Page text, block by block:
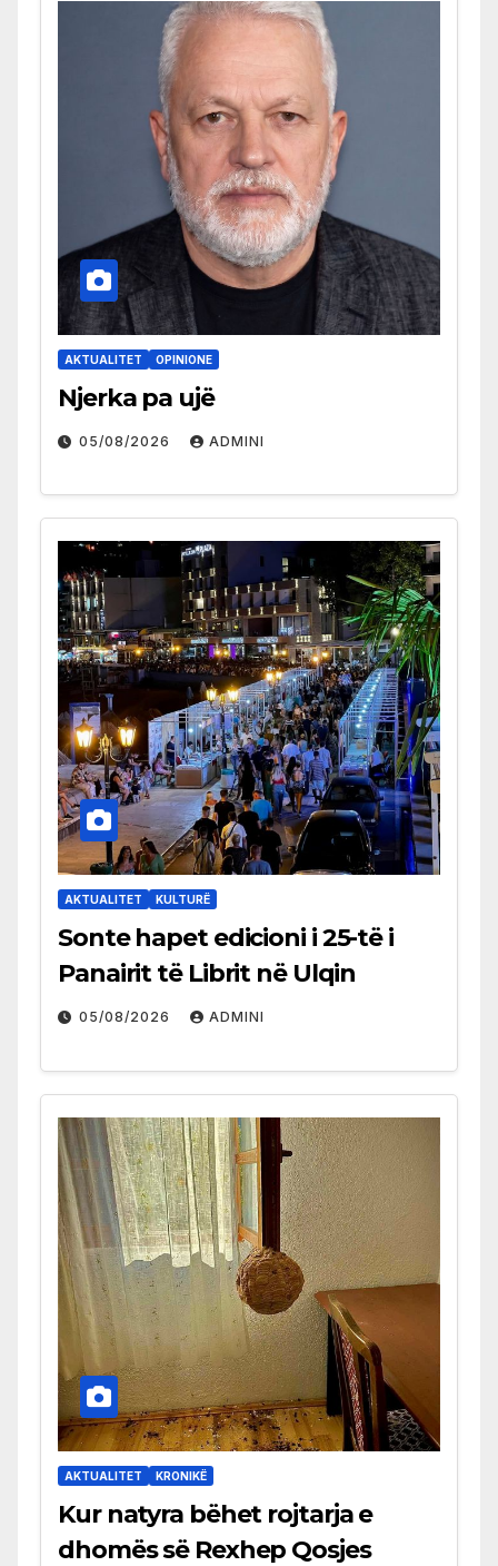
AKTUALITET OPINIONE
Njerka pa ujë
05/08/2026 ADMINI
AKTUALITET KULTURË
Sonte hapet edicioni i 25-të i
Panairit të Librit në Ulqin
05/08/2026 ADMINI
AKTUALITET KRONIKË
Kur natyra bëhet rojtarja e
dhomës së Rexhep Qosjes